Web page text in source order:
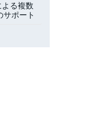
よる複数
サポート